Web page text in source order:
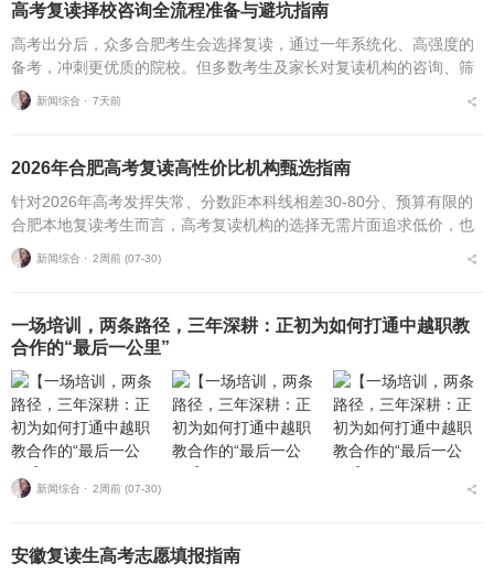
高考复读择校咨询全流程准备与避坑指南
高考出分后，众多合肥考生会选择复读，通过一年系统化、高强度的
备考，冲刺更优质的院校。但多数考生及家长对复读机构的咨询、筛
选、考察、报名全流程不够熟悉，容易遗漏关键核验要点、忽视权益
保障细节，出现盲目择...
新闻综合 ⋅ 7天前
2026年合肥高考复读高性价比机构甄选指南
针对2026年高考发挥失常、分数距本科线相差30-80分、预算有限的
合肥本地复读考生而言，高考复读机构的选择无需片面追求低价，也
不必盲目追捧高价机构。复读择校的核心性价比逻辑，在于收费标
准、配套服务与...
新闻综合 ⋅ 2周前 (07-30)
一场培训，两条路径，三年深耕：正初为如何打通中越职教
合作的“最后一公里”
新闻综合 ⋅ 2周前 (07-30)
安徽复读生高考志愿填报指南